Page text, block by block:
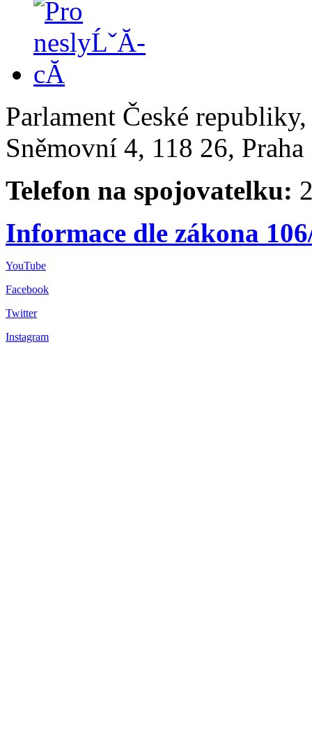
Parlament České
Sněmovní 4, 118 26,
Telefon na spojovatelku:
Informace dle zákona
YouTube
Facebook
Twitter
Instagram